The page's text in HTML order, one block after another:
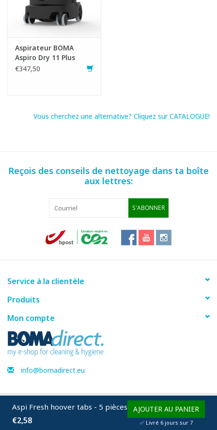
Aspi Fresh hoover tabs - 5 pièces
€2,58
AJOUTER AU PANIER
✅ Livré 6 jours sur 7
Aspirateur BOMA
Aspiro Dry 11 Plus
€347,50
Vous cherchez une alternative? Cliquez sur CATALOGUE!
Reçois des conseils de nettoyage dans ta boîte
aux lettres:
S'ABONNER
Service à la clientèle
Produits
Mon compte
info@bomadirect.eu
© Copyright 2026 BOMAdirect - Powered by Lightspeed